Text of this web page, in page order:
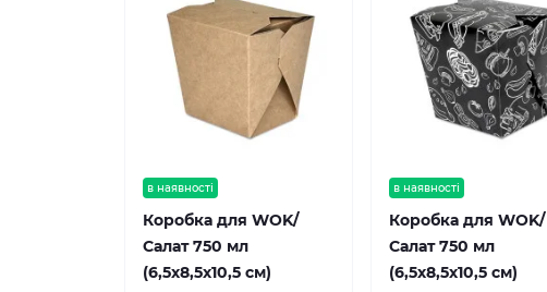
в наявності
Коробка для WOK/
Салат 750 мл
(6,5х8,5х10,5 см)
в наявності
Коробка для WOK/
Салат 750 мл
(6,5х8,5х10,5 см)